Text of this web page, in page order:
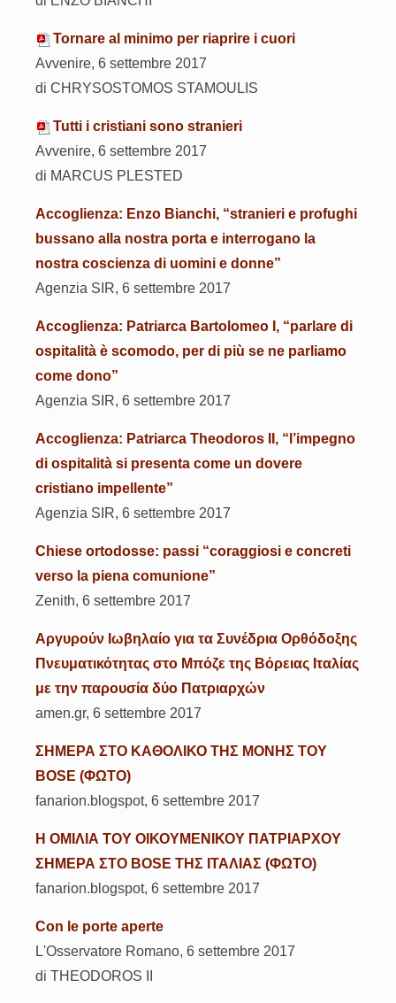
Tornare al minimo per riaprire i cuori
Avvenire, 6 settembre 2017
di CHRYSOSTOMOS STAMOULIS
Tutti i cristiani sono stranieri
Avvenire, 6 settembre 2017
di MARCUS PLESTED
Accoglienza: Enzo Bianchi, “stranieri e profughi
bussano alla nostra porta e interrogano la
nostra coscienza di uomini e donne”
Agenzia SIR, 6 settembre 2017
Accoglienza: Patriarca Bartolomeo I, “parlare di
ospitalità è scomodo, per di più se ne parliamo
come dono”
Agenzia SIR, 6 settembre 2017
Accoglienza: Patriarca Theodoros II, “l’impegno
di ospitalità si presenta come un dovere
cristiano impellente”
Agenzia SIR, 6 settembre 2017
Chiese ortodosse: passi “coraggiosi e concreti
verso la piena comunione”
Zenith, 6 settembre 2017
Αργυρούν Ιωβηλαίο για τα Συνέδρια Ορθόδοξης
Πνευματικότητας στο Μπόζε της Βόρειας Ιταλίας
με την παρουσία δύο Πατριαρχών
amen.gr, 6 settembre 2017
ΣΗΜΕΡΑ ΣΤΟ ΚΑΘΟΛΙΚΟ ΤΗΣ ΜΟΝΗΣ ΤΟΥ
BOSE (ΦΩΤΟ)
fanarion.blogspot, 6 settembre 2017
Η ΟΜΙΛΙΑ ΤΟΥ ΟΙΚΟΥΜΕΝΙΚΟΥ ΠΑΤΡΙΑΡΧΟΥ
ΣΗΜΕΡΑ ΣΤΟ BOSE ΤΗΣ ΙΤΑΛΙΑΣ (ΦΩΤΟ)
fanarion.blogspot, 6 settembre 2017
Con le porte aperte
L'Osservatore Romano, 6 settembre 2017
di THEODOROS II